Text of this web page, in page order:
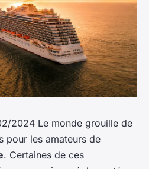
2024 Le monde grouille de
pour les amateurs de
. Certaines de ces